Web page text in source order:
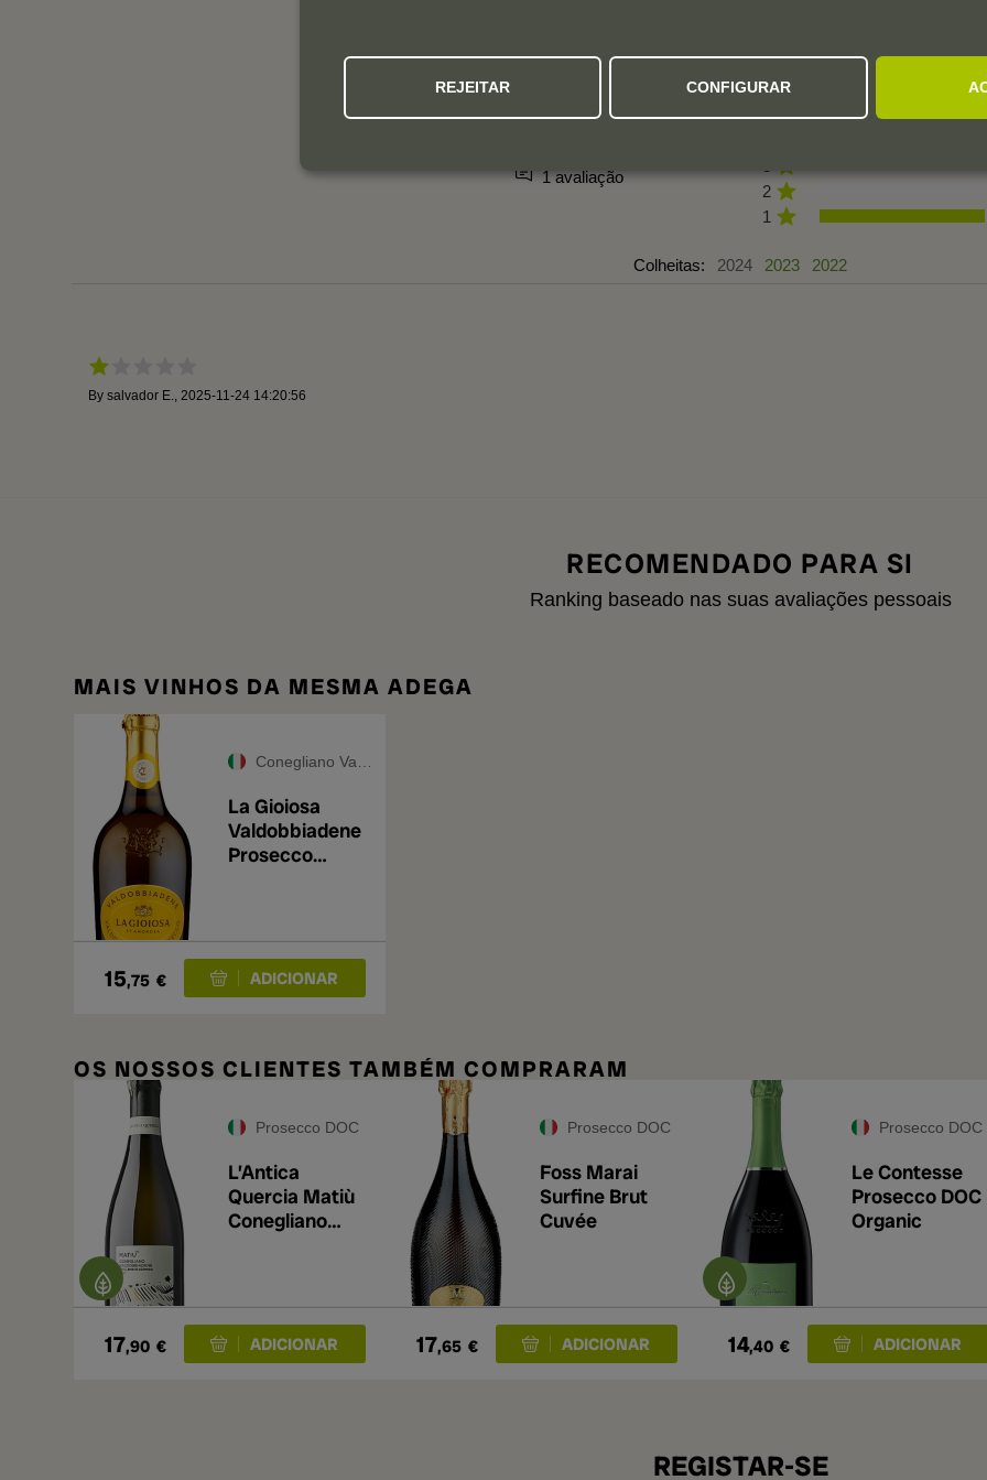
1,0
1 avaliação
5
2
1
Colheitas: 2024 2023 2022
By salvador E., 2025-11-24 14:20:56
RECOMENDADO PARA SI
Ranking baseado nas suas avaliações pessoais
MAIS VINHOS DA MESMA ADEGA
Conegliano Valdobbiadene Prosecco DOCG
La Gioiosa
Valdobbiadene
Prosecco
15,75 €
OS NOSSOS CLIENTES TAMBÉM COMPRARAM
Prosecco DOC
L’Antica
Quercia Matiù
Conegliano
17,90 €
Prosecco DOC
Foss Marai
Surfine Brut
Cuvée
17,65 €
Prosecco DOC
Le Contesse
Prosecco DOC
Organic
14,40 €
REGISTAR-SE
REJEITAR CONFIGURAR